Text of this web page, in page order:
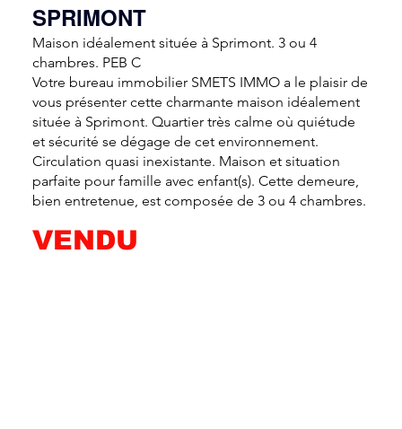
SPRIMONT
Maison idéalement située à Sprimont. 3 ou 4
chambres. PEB C
Votre bureau immobilier SMETS IMMO a le plaisir de
vous présenter cette charmante maison idéalement
située à Sprimont. Quartier très calme où quiétude
et sécurité se dégage de cet environnement.
Circulation quasi inexistante. Maison et situation
parfaite pour famille avec enfant(s). Cette demeure,
bien entretenue, est composée de 3 ou 4 chambres.
VENDU